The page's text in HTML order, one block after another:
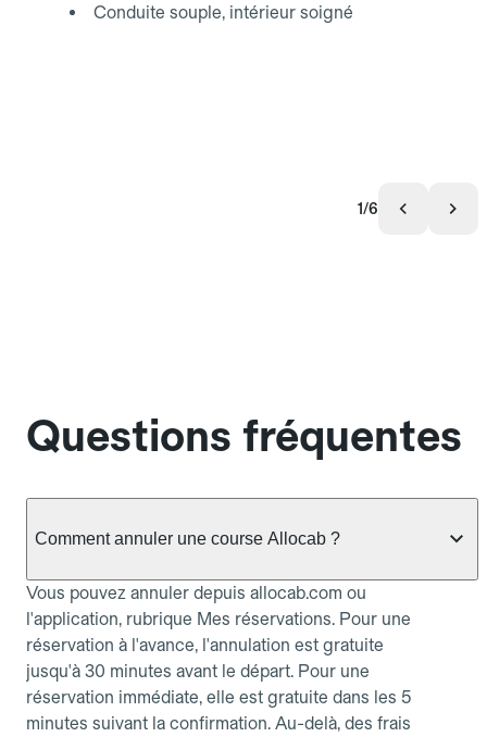
Conduite souple, intérieur soigné
1/6
Questions fréquentes
Comment annuler une course Allocab ?
Vous pouvez annuler depuis allocab.com ou
l'application, rubrique Mes réservations. Pour une
réservation à l'avance, l'annulation est gratuite
jusqu'à 30 minutes avant le départ. Pour une
réservation immédiate, elle est gratuite dans les 5
minutes suivant la confirmation. Au-delà, des frais